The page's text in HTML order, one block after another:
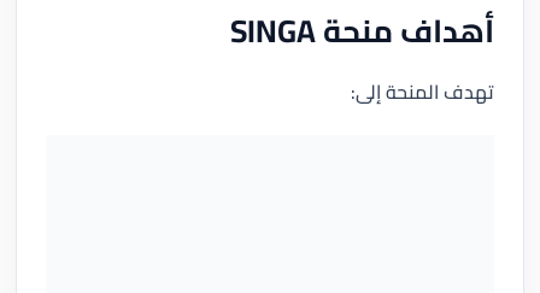
أهداف منحة SINGA
تهدف المنحة إلى: